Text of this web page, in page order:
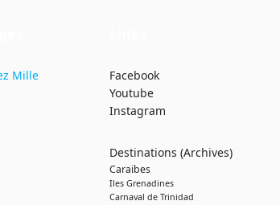
Facebook
Youtube
Instagram
Destinations (Archives)
Caraibes
Iles Grenadines
Carnaval de Trinidad